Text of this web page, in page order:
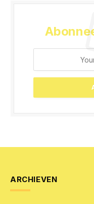
ARCHIEVEN